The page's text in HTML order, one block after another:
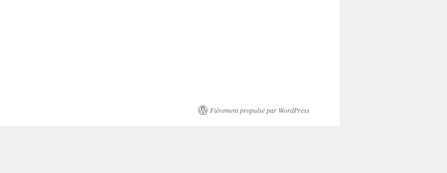
Fièrement propulsé par WordPress